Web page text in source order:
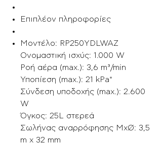
Επιπλέον πληροφορίες
Μοντέλο: RP250YDLWAZ
Ονομαστική ισχύς: 1.000 W
Ροή αέρα (max.): 3,6 m³/min
Υποπίεση (max.): 21 kPa*
Σύνδεση υποδοχής (max.): 2.600
W
Όγκος: 25L στερεά
Σωλήνας αναρρόφησης ΜxØ: 3,5
m x 32 mm